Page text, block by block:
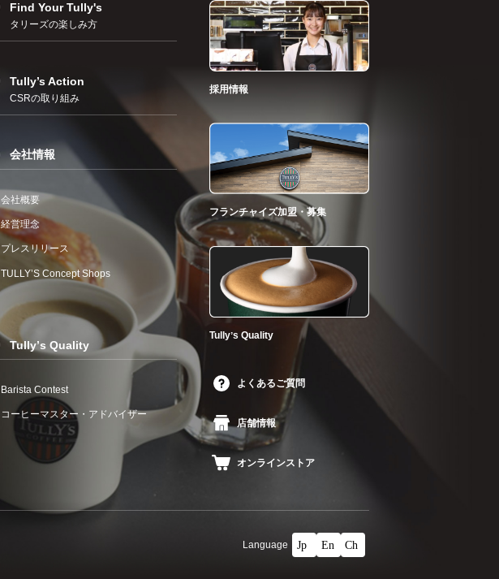
Find Your Tully's
タリーズの楽しみ方
Tully’s Action
CSRの取り組み
会社情報
会社概要
経営理念
プレスリリース
TULLYʼS Concept Shops
Tullyʼs Quality
Barista Contest
コーヒーマスター・アドバイザー
採用情報
フランチャイズ加盟・募集
Tullyʼs Quality
よくあるご質問
店舗情報
オンラインストア
Language